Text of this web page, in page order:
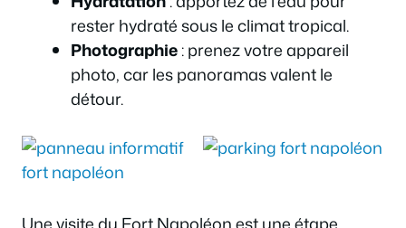
rester hydraté sous le climat tropical.
Photographie: prenez votre appareil
photo, car les panoramas valent le
détour.
Une visite du Fort Napoléon est une étape